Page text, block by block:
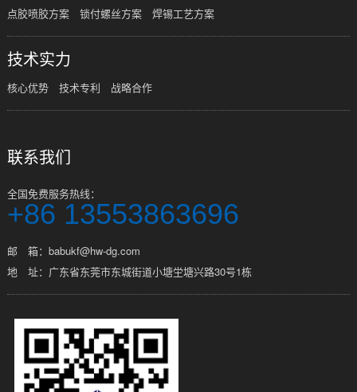
点胶喷胶方案 锁付螺丝方案 焊锡工艺方案
技术实力
核心优势 技术专利 战略合作
联系我们
全国免费服务热线：
+86 13553863696
邮 箱：babukf@hw-dg.com
地 址：广东省东莞市东城街道小塘坣塘兴路30号1栋